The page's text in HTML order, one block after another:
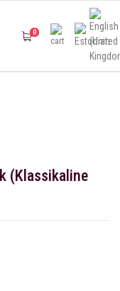
0
(Klassikaline